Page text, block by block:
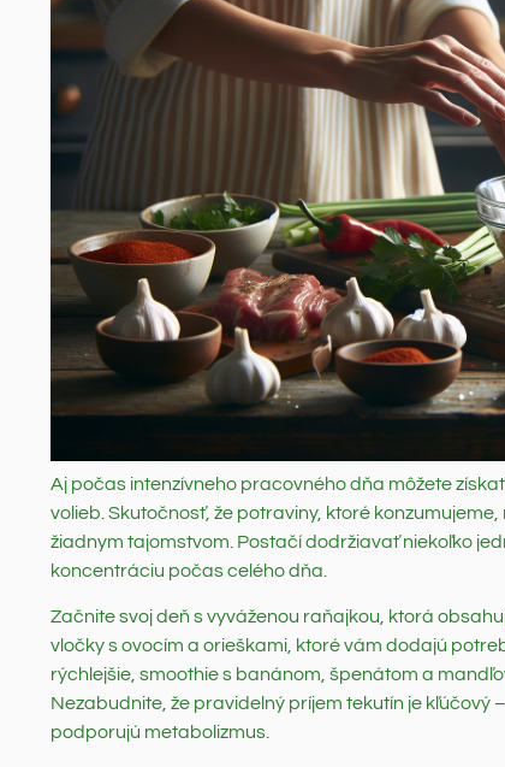
Aj počas intenzívneho pracovného dňa môžete
volieb. Skutočnosť, že potraviny, ktoré
žiadnym tajomstvom. Postačí dodržiavať niekoľko
koncentráciu počas celého dňa.
Začnite svoj deň s vyváženou raňajkou, ktorá
vločky s ovocím a orieškami, ktoré vám dodajú
rýchlejšie, smoothie s banánom, špenátom a
Nezabudnite, že pravidelný príjem tekutín je
podporujú metabolizmus.